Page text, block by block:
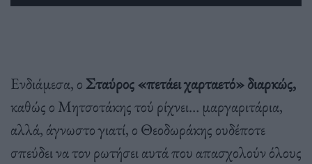
Ενδιάμεσα, ο Σταύρος «πετάει χαρταετό» διαρκώς,
καθώς ο Μητσοτάκης τού ρίχνει… μαργαριτάρια,
αλλά, άγνωστο γιατί, ο Θεοδωράκης ουδέποτε
σπεύδει να τον ρωτήσει αυτά που απασχολούν όλους